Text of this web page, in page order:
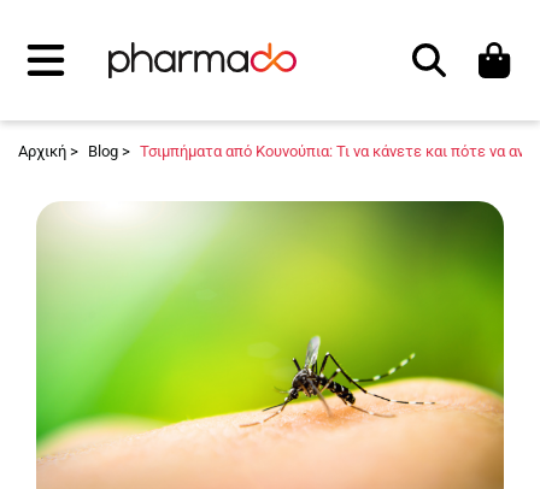
Αναζήτηση
Αρχική > Blog > Τσιμπήματα από Κουνούπια: Τι να κάνετε και πότε να